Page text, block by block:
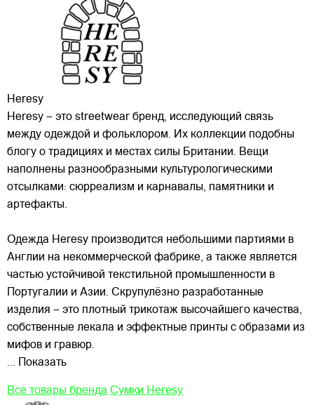
Heresy
Heresy – это streetwear бренд, исследующий связь
между одеждой и фольклором. Их коллекции подобны
блогу о традициях и местах силы Британии. Вещи
наполнены разнообразными культурологическими
отсылками: сюрреализм и карнавалы, памятники и
артефакты.
Одежда Heresy производится небольшими партиями в
Англии на некоммерческой фабрике, а также является
частью устойчивой текстильной промышленности в
Португалии и Азии. Скрупулёзно разработанные
изделия – это плотный трикотаж высочайшего качества,
собственные лекала и эффектные принты с образами из
мифов и гравюр.
... Показать
Все товары бренда Сумки Heresy